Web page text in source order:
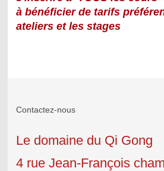
à bénéficier de tarifs
ateliers et les stages
Contactez-nous
Le domaine du Qi Gong
4 rue Jean-François